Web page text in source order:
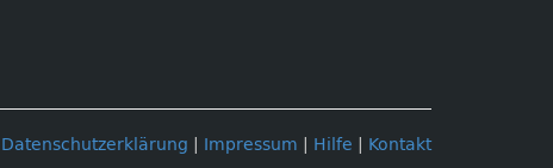
Datenschutzerklärung Impressum Hilfe Kontakt